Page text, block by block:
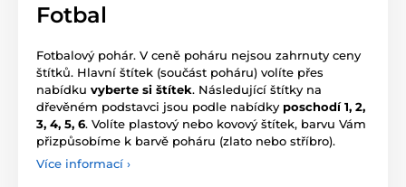
Fotbal
Fotbalový pohár. V ceně poháru nejsou zahrnuty ceny
štítků. Hlavní štítek (součást poháru) volíte přes
nabídku vyberte si štítek. Následující štítky na
dřevěném podstavci jsou podle nabídky poschodí 1, 2,
3, 4, 5, 6. Volíte plastový nebo kovový štítek, barvu Vám
přizpůsobíme k barvě poháru (zlato nebo stříbro).
Více informací ›